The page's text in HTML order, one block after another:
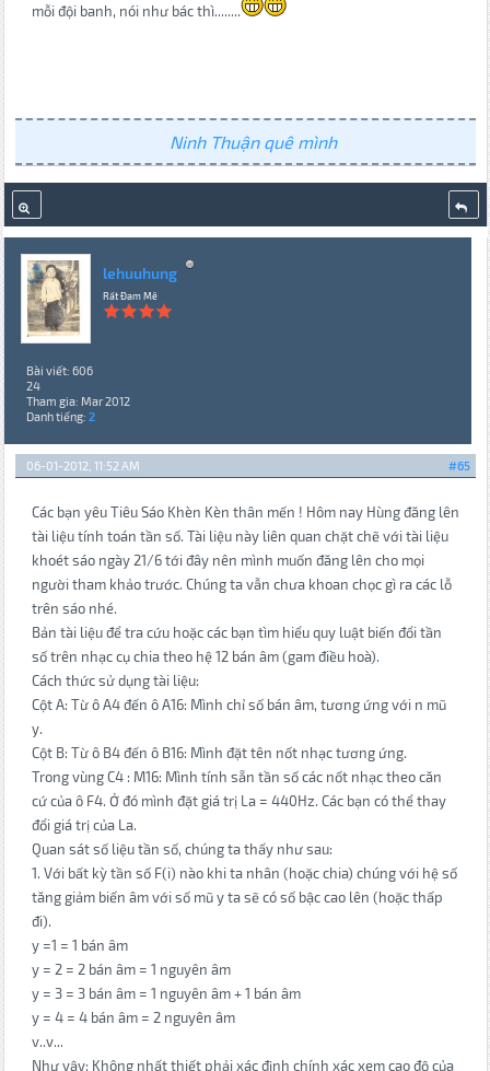
mỗi đội banh, nói như bác thì........
Ninh Thuận quê mình
lehuuhung
Rất Đam Mê
Bài viết: 606
24
Tham gia: Mar 2012
Danh tiếng: 2
#65
06-01-2012, 11:52 AM
Các bạn yêu Tiêu Sáo Khèn Kèn thân mến ! Hôm nay Hùng đăng lên
tài liệu tính toán tần số. Tài liệu này liên quan chặt chẽ với tài liệu
khoét sáo ngày 21/6 tới đây nên mình muốn đăng lên cho mọi
người tham khảo trước. Chúng ta vẫn chưa khoan chọc gì ra các lỗ
trên sáo nhé.
Bản tài liệu để tra cứu hoặc các bạn tìm hiểu quy luật biến đổi tần
số trên nhạc cụ chia theo hệ 12 bán âm (gam điều hoà).
Cách thức sử dụng tài liệu:
Cột A: Từ ô A4 đến ô A16: Mình chỉ số bán âm, tương ứng với n mũ
y.
Cột B: Từ ô B4 đến ô B16: Mình đặt tên nốt nhạc tương ứng.
Trong vùng C4 : M16: Mình tính sẵn tần số các nốt nhạc theo căn
cứ của ô F4. Ở đó mình đặt giá trị La = 440Hz. Các bạn có thể thay
đổi giá trị của La.
Quan sát số liệu tần số, chúng ta thấy như sau:
1. Với bất kỳ tần số F(i) nào khi ta nhân (hoặc chia) chúng với hệ số
tăng giảm biến âm với số mũ y ta sẽ có số bậc cao lên (hoặc thấp
đi).
y =1 = 1 bán âm
y = 2 = 2 bán âm = 1 nguyên âm
y = 3 = 3 bán âm = 1 nguyên âm + 1 bán âm
y = 4 = 4 bán âm = 2 nguyên âm
v..v...
Như vậy: Không nhất thiết phải xác định chính xác xem cao độ của